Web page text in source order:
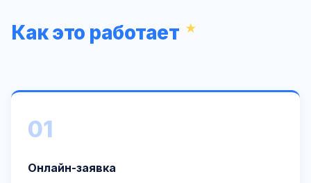
Как это работает
01
Онлайн-заявка